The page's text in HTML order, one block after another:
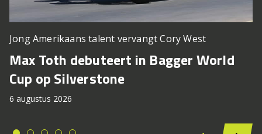
Jong Amerikaans talent vervangt Cory West
Max Toth debuteert in Bagger World
Cup op Silverstone
6 augustus 2026